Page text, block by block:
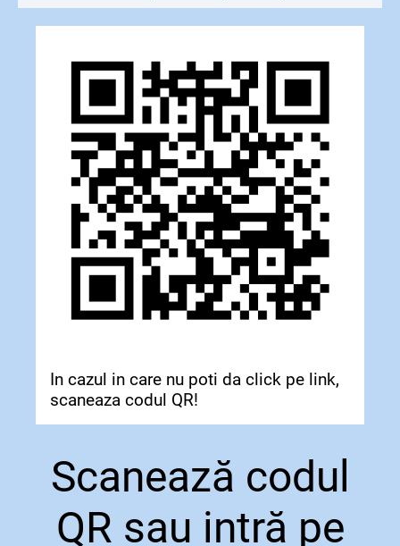
In cazul in care nu poti da click pe link,
scaneaza codul QR!
Scanează codul
QR sau intră pe